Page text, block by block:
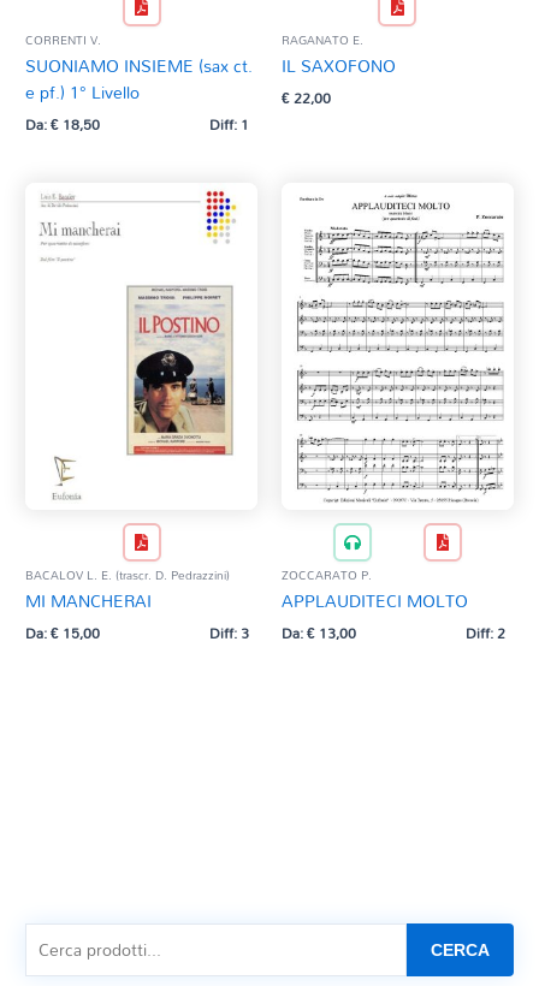
CORRENTI V.
SUONIAMO INSIEME (sax ct.
e pf.) 1° Livello
Da:€18,50 Diff: 1
RAGANATO E.
IL SAXOFONO
€22,00
BACALOV L. E. (trascr. D. Pedrazzini)
MI MANCHERAI
Da:€15,00 Diff: 3
ZOCCARATO P.
APPLAUDITECI MOLTO
Da:€13,00 Diff: 2
CERCA